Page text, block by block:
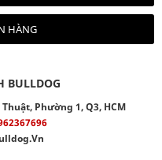
HÀNG
BULLDOG
Phường 1, Q3, HCM